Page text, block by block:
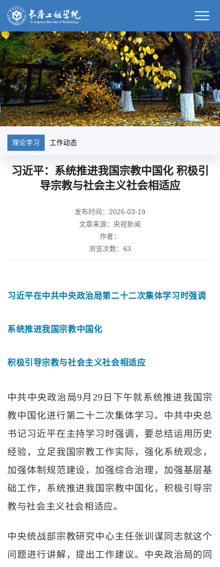
理论学习 工作动态
习近平：系统推进我国宗教中国化 积极引
导宗教与社会主义社会相适应
发布时间：2026-03-19
文章来源：央视新闻
作者：
浏览次数： 63
习近平在中共中央政治局第二十二次集体学习时强调
系统推进我国宗教中国化
积极引导宗教与社会主义社会相适应
中共中央政治局9月29日下午就系统推进我国宗
教中国化进行第二十二次集体学习。中共中央总
书记习近平在主持学习时强调，要总结运用历史
经验，立足我国宗教工作实际，强化系统观念，
加强体制规范建设，加强综合治理，加强基层基
础工作，系统推进我国宗教中国化，积极引导宗
教与社会主义社会相适应。
中央统战部宗教研究中心主任张训谋同志就这个
问题进行讲解，提出工作建议。中央政治局的同